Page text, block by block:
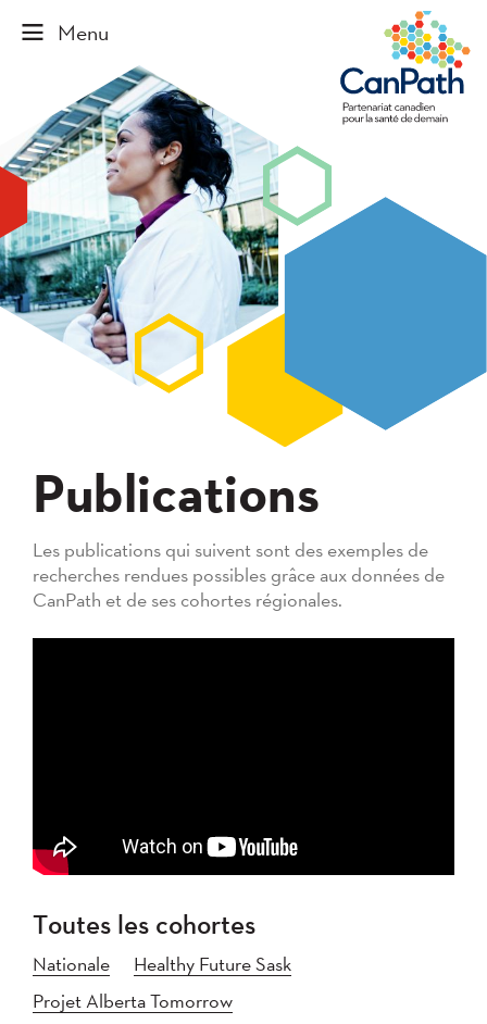
Publications
Les publications qui suivent sont des exemples de
recherches rendues possibles grâce aux données de
CanPath et de ses cohortes régionales.
Toutes les cohortes
Nationale
Healthy Future Sask
Projet Alberta Tomorrow